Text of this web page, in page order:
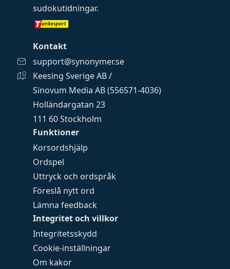
Funktioner
Korsordshjälp
Ordspel
Uttryck och ordspråk
Föreslå nytt ord
Lämna feedback
Integritet och villkor
Integritetsskydd
Cookie-inställningar
Om kakor
sudokutidningar.
Kontakt
support@synonymer.se
Keesing Sverige AB /
Sinovum Media AB (556571-4036)
Holländargatan 23
111 60 Stockholm